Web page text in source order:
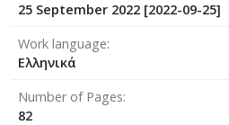
25 September 2022 [2022-09-25]
Work language
Ελληνικά
Number of Pages
82